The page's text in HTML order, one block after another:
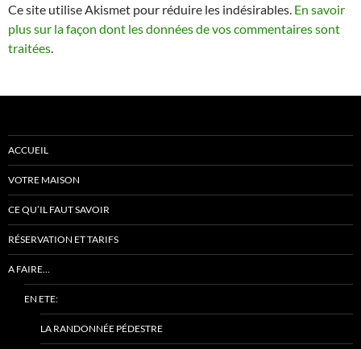
Ce site utilise Akismet pour réduire les indésirables. En savoir
plus sur la façon dont les données de vos commentaires sont
traitées
ACCUEIL
VOTRE MAISON
CE QU’IL FAUT SAVOIR
RÉSERVATION ET TARIFS
A FAIRE…
EN ETE:
LA RANDONNÉE PÉDESTRE